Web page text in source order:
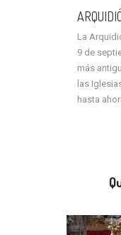
La
9 de
más
las
hasta